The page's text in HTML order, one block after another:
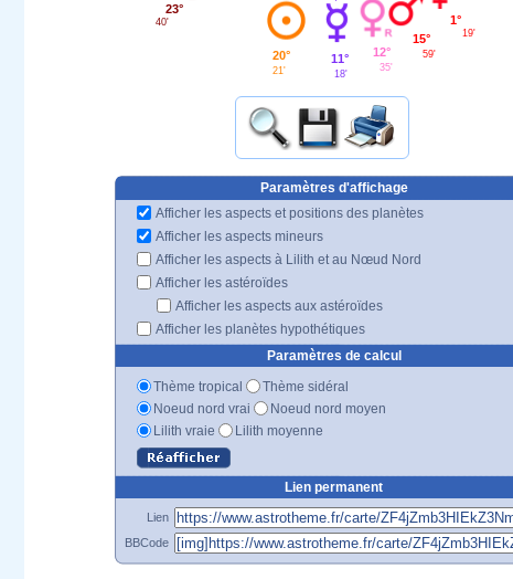
23°
40'
20°
21'
11°
18'
12°
35'
15°
59'
1°
19'
Paramètres d'affichage
Afficher les aspects et positions des planètes
Afficher les aspects mineurs
Afficher les aspects à Lilith et au Nœud Nord
Afficher les astéroïdes
Afficher les aspects aux astéroïdes
Afficher les planètes hypothétiques
Paramètres de calcul
Thème tropical
Thème sidéral
Noeud nord vrai
Noeud nord moyen
Lilith vraie
Lilith moyenne
Lien permanent
Lien
BBCode